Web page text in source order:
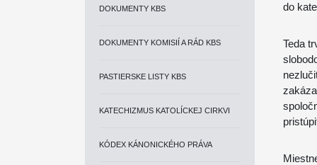
DOKUMENTY KBS
DOKUMENTY KOMISIÍ A RÁD KBS
PASTIERSKE LISTY KBS
KATECHIZMUS KATOLÍCKEJ CIRKVI
KÓDEX KÁNONICKÉHO PRÁVA
do
Teda